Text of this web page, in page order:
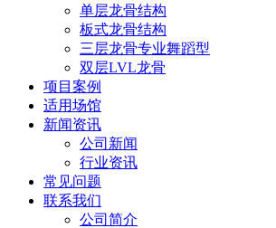
单层龙骨结构
板式龙骨结构
三层龙骨专业舞蹈型
双层LVL龙骨
项目案例
适用场馆
新闻资讯
公司新闻
行业资讯
常见问题
联系我们
公司简介